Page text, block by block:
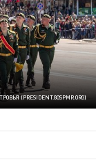
(PRESIDENT.GOSPMR.ORG)